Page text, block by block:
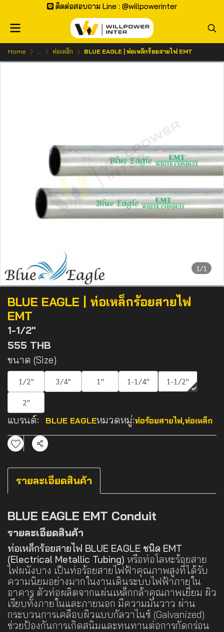
ติดต่อสอบถาม Line : @willpowerinter
Home ... ท่อเหล็ก BLUE EAGLE | ท่อเหล็กร้อยสายไฟ EMT
1/1
BLUE EAGLE | ท่อเหล็กร้อยสายไฟ
EMT
1-1/2"
555 THB
ขนาด (Size)
1/2" 3/4" 1" 1-1/4"
1-1/2"
2"
แบรนด์: BLUE EAGLEหมวดหมู่:ท่อร้อยสายไฟ,ท่อเหล็ก
แชร์
รายละเอียดสินค้า
BLUE EAGLE EMT Conduit
รายละเอียดสินค้า
ท่อเหล็กร้อยสายไฟ BLUE EAGLE ชนิด EMT
(Electrical Metallic Tubing) หรือท่อโลหะร้อยสาย
ไฟผนังบาง เป็นท่อร้อยสายไฟฟ้าคุณภาพสูงที่ได้รับ
ความนิยมอย่างมากในงานเดินระบบไฟฟ้าภายใน
อาคาร ตัวท่อผลิตจากแผ่นเหล็กกล้าคุณภาพเยี่ยม ผิว
เรียบทั้งภายในและภายนอก มีความมันวาว ผ่าน
กระบวนการเคลือบผิวแบบกัลวาไนซ์ (Galvanized)
ช่วยป้องกันการเกิดสนิมและทนทานต่อการกัดกร่อน